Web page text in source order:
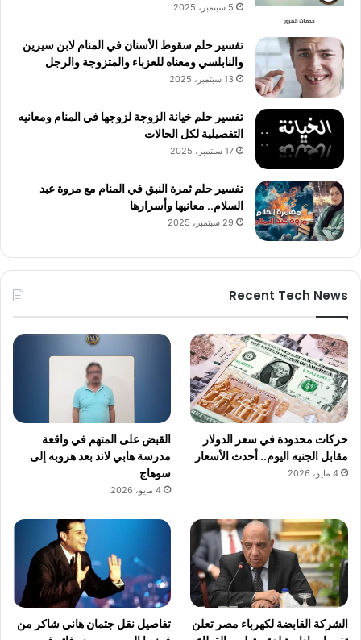
5 سبتمبر، 2025
تفسير حلم سقوط الأسنان في المنام لابن سيرين
والنابلسي ومعناه للعزباء والمتزوجة والرجل
13 سبتمبر، 2025
تفسير حلم خيانة الزوجة لزوجها في المنام ومعانيه
التفصيلية لكل الحالات
17 سبتمبر، 2025
تفسير حلم ثمرة النبق في المنام مع مروة عبد
السلام.. معانيها وأسرارها
29 سبتمبر، 2025
Recent Tech News
حركات محدودة في سعر الدولار
مقابل الجنيه اليوم.. أحدث الأسعار
4 مايو، 2026
القبض على المتهم في واقعة
مدرسة هابي لاند بعد هروبه إلى
سوهاج
4 مايو، 2026
الشركة القابضة لكهرباء مصر تعلن
تفاصيل نقل جثمان هاني شاكر من